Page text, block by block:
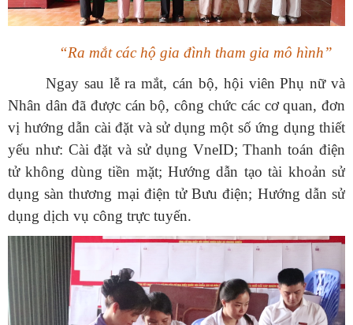
“Ra mắt các hộ gia đình tham gia mô hình”
Ngay sau lễ ra mắt, cán bộ, hội viên Phụ nữ và
Nhân dân đã được cán bộ, công chức các cơ quan, đơn
vị hướng dẫn cài đặt và sử dụng một số ứng dụng thiết
yếu như: Cài đặt và sử dụng VneID; Thanh toán điện
tử không dùng tiền mặt; Hướng dẫn tạo tài khoản sử
dụng sàn thương mại điện tử Bưu điện; Hướng dẫn sử
dụng dịch vụ công trực tuyến.